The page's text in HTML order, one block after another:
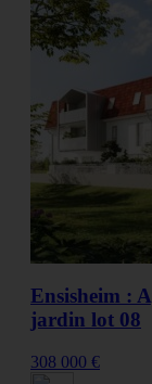
Ensisheim :
jardin lot 08
308 000 €